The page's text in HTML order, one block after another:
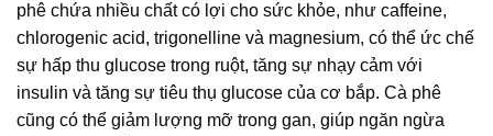
phê chứa nhiều chất có lợi cho sức khỏe, như caffeine,
chlorogenic acid, trigonelline và magnesium, có thể ức chế
sự hấp thu glucose trong ruột, tăng sự nhạy cảm với
insulin và tăng sự tiêu thụ glucose của cơ bắp. Cà phê
cũng có thể giảm lượng mỡ trong gan, giúp ngăn ngừa